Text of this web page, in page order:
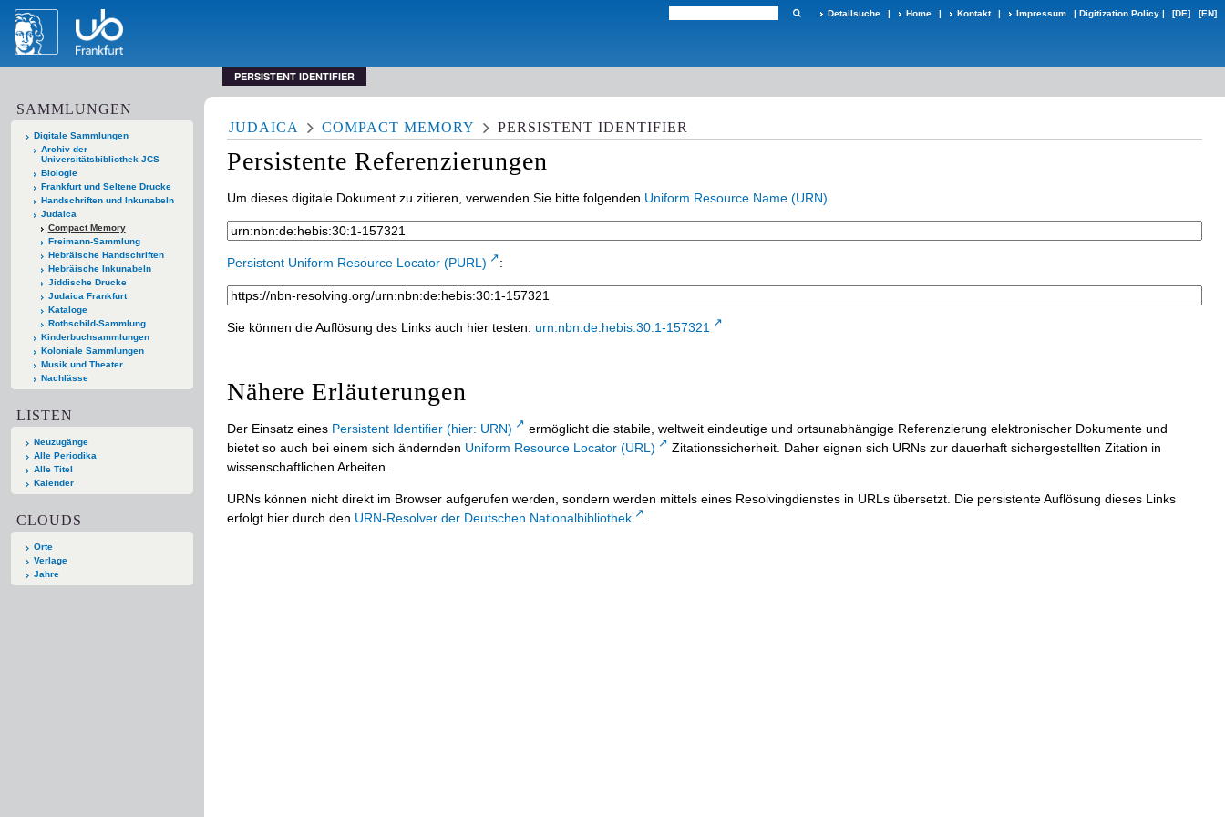
Detailsuche | Home | Kontakt | Impressum | Digitization Policy | [DE] [EN]
PERSISTENT IDENTIFIER
SAMMLUNGEN
Digitale Sammlungen
Archiv der
Universitätsbibliothek JCS
Biologie
Frankfurt und Seltene Drucke
Handschriften und Inkunabeln
Judaica
Compact Memory
Freimann-Sammlung
Hebräische Handschriften
Hebräische Inkunabeln
Jiddische Drucke
Judaica Frankfurt
Kataloge
Rothschild-Sammlung
Kinderbuchsammlungen
Koloniale Sammlungen
Musik und Theater
Nachlässe
LISTEN
Neuzugänge
Alle Periodika
Alle Titel
Kalender
CLOUDS
Orte
Verlage
Jahre
JUDAICA COMPACT MEMORY PERSISTENT IDENTIFIER
Persistente Referenzierungen
Um dieses digitale Dokument zu zitieren, verwenden Sie bitte folgenden Uniform Resource Name (URN)
Persistent Uniform Resource Locator (PURL) :
Sie können die Auflösung des Links auch hier testen: urn:nbn:de:hebis:30:1-157321
Nähere Erläuterungen
Der Einsatz eines Persistent Identifier (hier: URN)
ermöglicht die stabile, weltweit eindeutige und ortsunabhängige Referenzierung elektronischer Dokumente und
bietet so auch bei einem sich ändernden Uniform Resource Locator (URL)
Zitationssicherheit. Daher eignen sich URNs zur dauerhaft sichergestellten Zitation in
wissenschaftlichen Arbeiten.
URNs können nicht direkt im Browser aufgerufen werden, sondern werden mittels eines Resolvingdienstes in URLs übersetzt. Die persistente Auflösung dieses Links
erfolgt hier durch den URN-Resolver der Deutschen Nationalbibliothek